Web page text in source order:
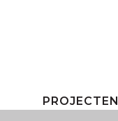
PROJECTEN